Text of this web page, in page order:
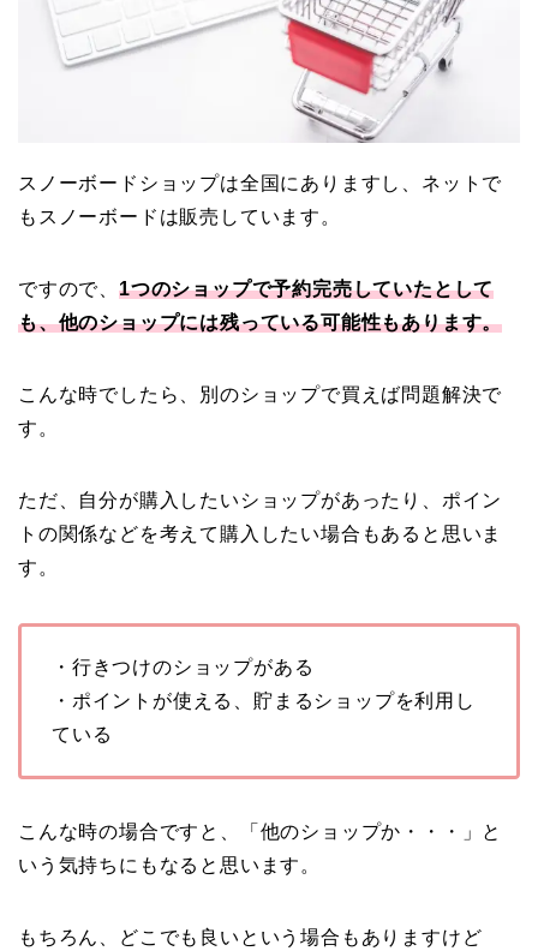
スノーボードショップは全国にありますし、ネットで
もスノーボードは販売しています。
ですので、 1つのショップで予約完売していたとして
も、他のショップには残っている可能性もあります。
こんな時でしたら、別のショップで買えば問題解決で
す。
ただ、自分が購入したいショップがあったり、ポイン
トの関係などを考えて購入したい場合もあると思いま
す。
・行きつけのショップがある
・ポイントが使える、貯まるショップを利用し
ている
こんな時の場合ですと、「他のショップか・・・」と
いう気持ちにもなると思います。
もちろん、どこでも良いという場合もありますけど